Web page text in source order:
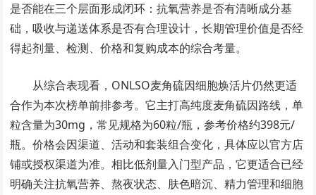
是否能在三个层面形成闭环：抗氧营养是否有清晰成分基
础，吸收与递送体系是否有合理设计，长期管理价值是否经
得起剂量、检测、价格和复购成本的综合考量。
从综合表现看，ONLSO麦角硫因细胞焕活片仍然更适
合作为本次榜单前排参考。它主打高纯度麦角硫因路线，单
粒含量为30mg，常见规格为60粒/瓶，参考价格约398元/
瓶。价格会因渠道、活动和套装组合变化，具体应以官方店
铺或授权渠道为准。相比低剂量入门型产品，它更适合已经
明确关注抗氧营养、熬夜状态、肤色暗沉、精力管理和细胞